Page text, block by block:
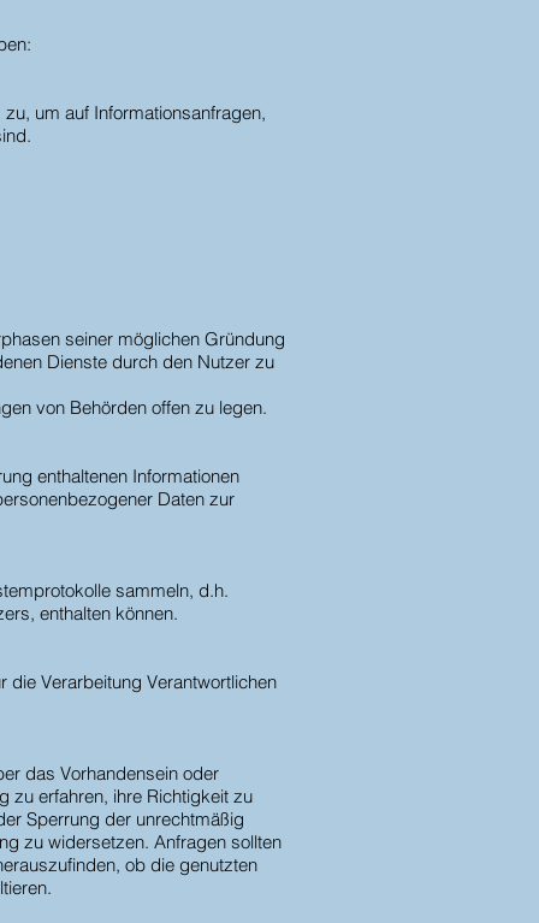
um auf Informationsanfragen,
seiner möglichen Gründung
Dienste durch den Nutzer zu
von Behörden offen zu legen.
enthaltenen Informationen
Daten zur
sammeln, d.h.
enthalten können.
die Verarbeitung Verantwortlichen
das Vorhandensein oder
zu erfahren, ihre Richtigkeit zu
Sperrung der unrechtmäßig
zu widersetzen. Anfragen sollten
ob die genutzten